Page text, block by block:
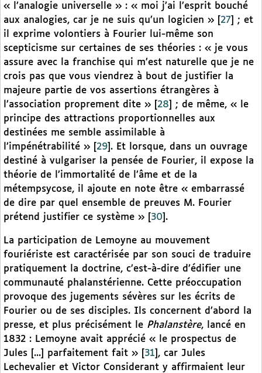
« l’analogie universelle » : « moi j’ai l’esprit bouché
aux analogies, car je ne suis qu’un logicien »
27
; et
il exprime volontiers à Fourier lui-même son
scepticisme sur certaines de ses théories : « je vous
assure avec la franchise qui m’est naturelle que je ne
crois pas que vous viendrez à bout de justifier la
majeure partie de vos assertions étrangères à
l’association proprement dite »
28
; de même, « le
principe des attractions proportionnelles aux
destinées me semble assimilable à
l’impénétrabilité »
29 . Et lorsque, dans un ouvrage
destiné à vulgariser la pensée de Fourier, il expose la
théorie de l’immortalité de l’âme et de la
métempsycose, il ajoute en note être « embarrassé
de dire par quel ensemble de preuves M. Fourier
prétend justifier ce système »
30 .
La participation de Lemoyne au mouvement
fouriériste est caractérisée par son souci de traduire
pratiquement la doctrine, c’est-à-dire d’édifier une
communauté phalanstérienne. Cette préoccupation
provoque des jugements sévères sur les écrits de
Fourier ou de ses disciples. Ils concernent d’abord la
presse, et plus précisément le Phalanstère, lancé en
1832 : Lemoyne avait apprécié « le prospectus de
Jules [...] parfaitement fait »
31 , car Jules
Lechevalier et Victor Considerant y affirmaient leur